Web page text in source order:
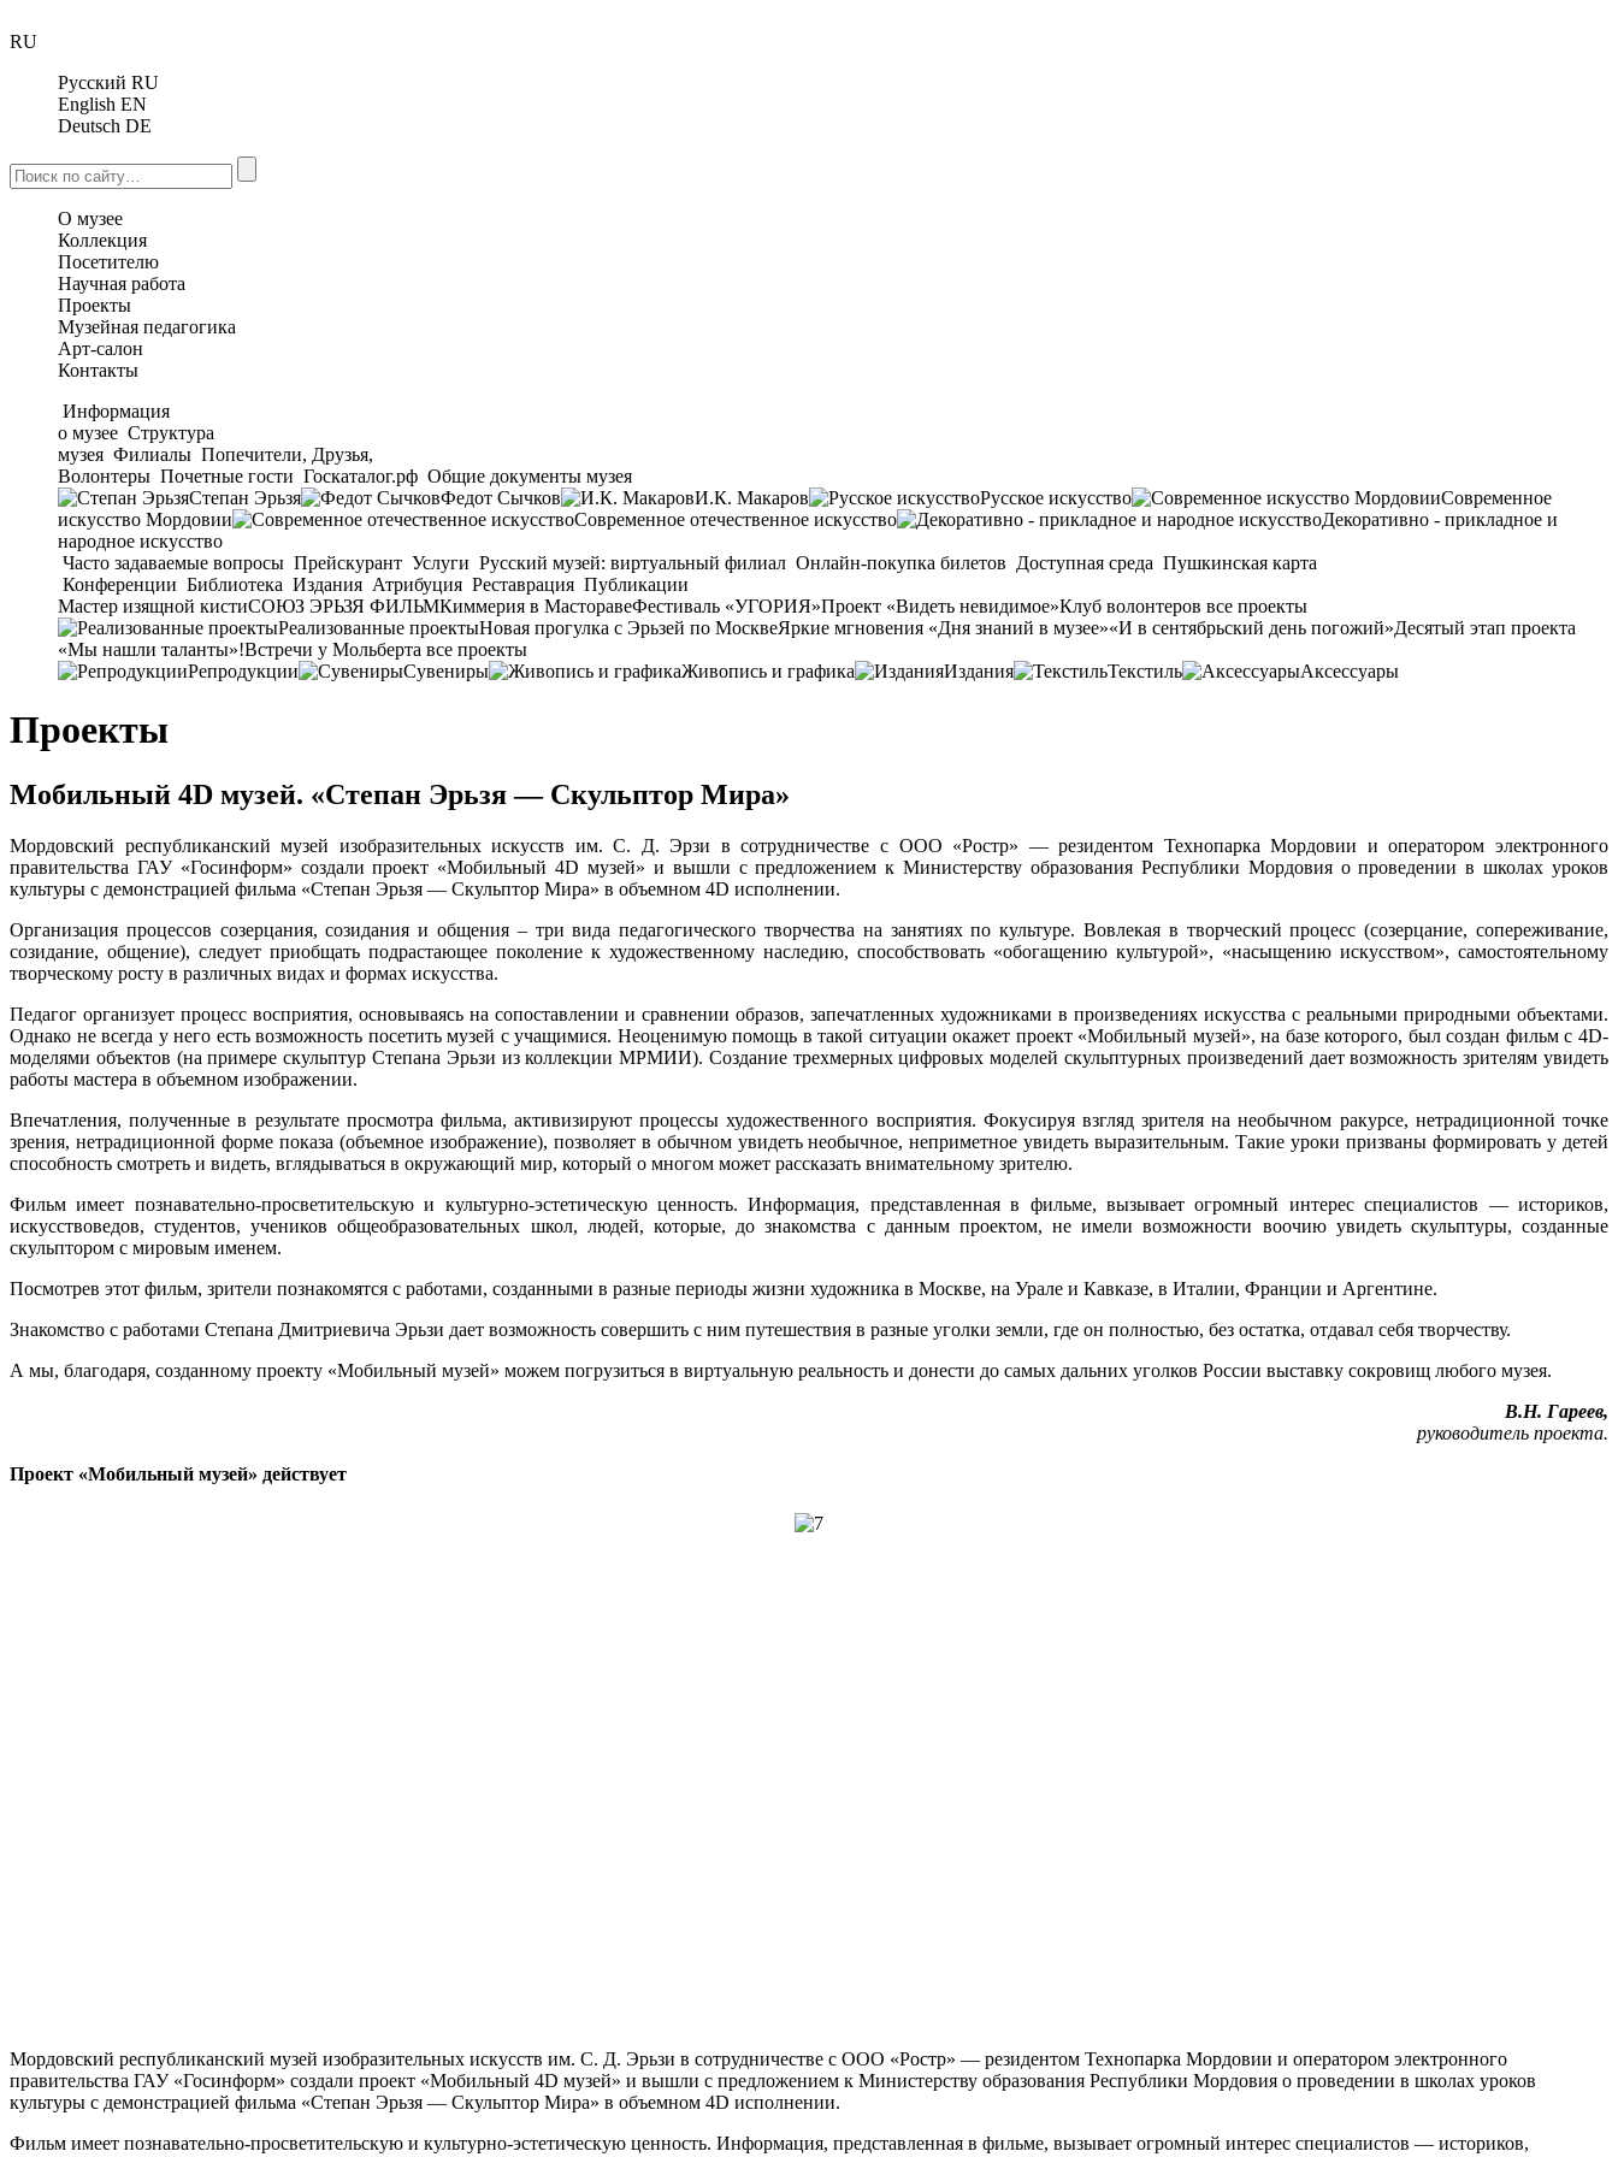
RU
Русский RU
English EN
Deutsch DE
О музее
Коллекция
Посетителю
Научная работа
Проекты
Музейная педагогика
Арт-салон
Контакты
Информация
о музее Структура
музея Филиалы Попечители, Друзья,
Волонтеры Почетные гости Госкаталог.рф Общие документы музея
Степан Эрьзя
Федот Сычков И.К. Макаров Русское искусство
Современное
искусство Мордовии
Современное отечественное искусство
Декоративно - прикладное и
народное искусство
Часто задаваемые вопросы Прейскурант Услуги Русский музей: виртуальный филиал Онлайн-покупка билетов Доступная среда Пушкинская карта
Конференции Библиотека Издания Атрибуция Реставрация Публикации
Мастер изящной кистиСОЮЗ ЭРЬЗЯ ФИЛЬМКиммерия в МасторавеФестиваль «УГОРИЯ»Проект «Видеть невидимое»Клуб волонтеров все проекты
Реализованные проектыНовая прогулка с Эрьзей по МосквеЯркие мгновения «Дня знаний в музее»«И в сентябрьский день погожий»Десятый этап проекта
«Мы нашли таланты»!Встречи у Мольберта все проекты
Репродукции
Сувениры Живопись и графика Издания Текстиль Аксессуары
Проекты
Мобильный 4D музей. «Степан Эрьзя — Скульптор Мира»
Мордовский республиканский музей изобразительных искусств им. С. Д. Эрзи в сотрудничестве с ООО «Ростр» — резидентом Технопарка Мордовии и оператором электронного
правительства ГАУ «Госинформ» создали проект «Мобильный 4D музей» и вышли с предложением к Министерству образования Республики Мордовия о проведении в школах уроков
культуры с демонстрацией фильма «Степан Эрьзя — Скульптор Мира» в объемном 4D исполнении.
Организация процессов созерцания, созидания и общения – три вида педагогического творчества на занятиях по культуре. Вовлекая в творческий процесс (созерцание, сопереживание,
созидание, общение), следует приобщать подрастающее поколение к художественному наследию, способствовать «обогащению культурой», «насыщению искусством», самостоятельному
творческому росту в различных видах и формах искусства.
Педагог организует процесс восприятия, основываясь на сопоставлении и сравнении образов, запечатленных художниками в произведениях искусства с реальными природными объектами.
Однако не всегда у него есть возможность посетить музей с учащимися. Неоценимую помощь в такой ситуации окажет проект «Мобильный музей», на базе которого, был создан фильм с 4D-
моделями объектов (на примере скульптур Степана Эрьзи из коллекции МРМИИ). Создание трехмерных цифровых моделей скульптурных произведений дает возможность зрителям увидеть
работы мастера в объемном изображении.
Впечатления, полученные в результате просмотра фильма, активизируют процессы художественного восприятия. Фокусируя взгляд зрителя на необычном ракурсе, нетрадиционной точке
зрения, нетрадиционной форме показа (объемное изображение), позволяет в обычном увидеть необычное, неприметное увидеть выразительным. Такие уроки призваны формировать у детей
способность смотреть и видеть, вглядываться в окружающий мир, который о многом может рассказать внимательному зрителю.
Фильм имеет познавательно-просветительскую и культурно-эстетическую ценность. Информация, представленная в фильме, вызывает огромный интерес специалистов — историков,
искусствоведов, студентов, учеников общеобразовательных школ, людей, которые, до знакомства с данным проектом, не имели возможности воочию увидеть скульптуры, созданные
скульптором с мировым именем.
Посмотрев этот фильм, зрители познакомятся с работами, созданными в разные периоды жизни художника в Москве, на Урале и Кавказе, в Италии, Франции и Аргентине.
Знакомство с работами Степана Дмитриевича Эрьзи дает возможность совершить с ним путешествия в разные уголки земли, где он полностью, без остатка, отдавал себя творчеству.
А мы, благодаря, созданному проекту «Мобильный музей» можем погрузиться в виртуальную реальность и донести до самых дальних уголков России выставку сокровищ любого музея.
В.Н. Гареев,
руководитель проекта.
Проект «Мобильный музей» действует
Мордовский республиканский музей изобразительных искусств им. С. Д. Эрьзи в сотрудничестве с ООО «Ростр» — резидентом Технопарка Мордовии и оператором электронного
правительства ГАУ «Госинформ» создали проект «Мобильный 4D музей» и вышли с предложением к Министерству образования Республики Мордовия о проведении в школах уроков
культуры с демонстрацией фильма «Степан Эрьзя — Скульптор Мира» в объемном 4D исполнении.
Фильм имеет познавательно-просветительскую и культурно-эстетическую ценность. Информация, представленная в фильме, вызывает огромный интерес специалистов — историков,